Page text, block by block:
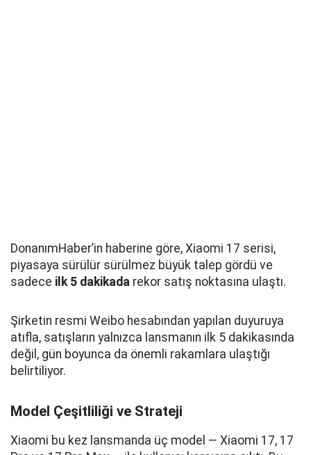
DonanımHaber’in haberine göre, Xiaomi 17 serisi,
piyasaya sürülür sürülmez büyük talep gördü ve
sadece ilk 5 dakikada rekor satış noktasına ulaştı.
Şirketin resmi Weibo hesabından yapılan duyuruya
atıfla, satışların yalnızca lansmanın ilk 5 dakikasında
değil, gün boyunca da önemli rakamlara ulaştığı
belirtiliyor.
Model Çeşitliliği ve Strateji
Xiaomi bu kez lansmanda üç model — Xiaomi 17, 17